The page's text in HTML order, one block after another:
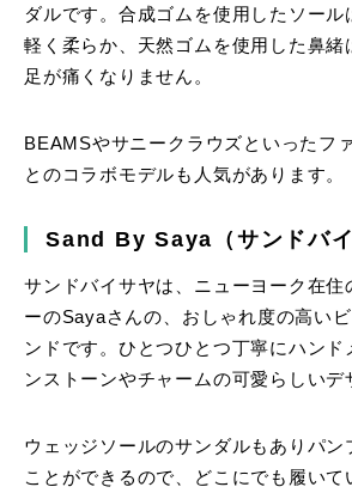
ダルです。合成ゴムを使用したソール
軽く柔らか、天然ゴムを使用した鼻緒
足が痛くなりません。
BEAMSやサニークラウズといったフ
とのコラボモデルも人気があります。
Sand By Saya（サンドバイ
サンドバイサヤは、ニューヨーク在住
ーのSayaさんの、おしゃれ度の高い
ンドです。ひとつひとつ丁寧にハンド
ンストーンやチャームの可愛らしいデ
ウェッジソールのサンダルもありパン
ことができるので、どこにでも履いて